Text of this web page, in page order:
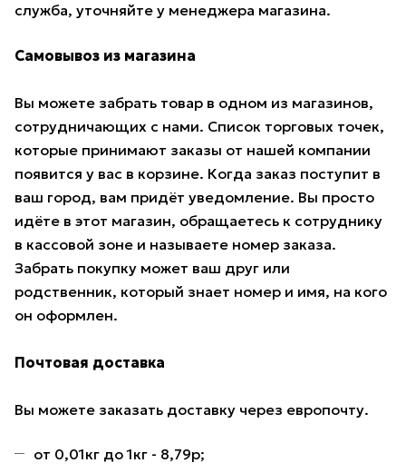
служба, уточняйте у менеджера магазина.
Самовывоз из магазина
Вы можете забрать товар в одном из магазинов,
сотрудничающих с нами. Список торговых точек,
которые принимают заказы от нашей компании
появится у вас в корзине. Когда заказ поступит в
ваш город, вам придёт уведомление. Вы просто
идёте в этот магазин, обращаетесь к сотруднику
в кассовой зоне и называете номер заказа.
Забрать покупку может ваш друг или
родственник, который знает номер и имя, на кого
он оформлен.
Почтовая доставка
Вы можете заказать доставку через европочту.
от 0,01кг до 1кг - 8,79р;